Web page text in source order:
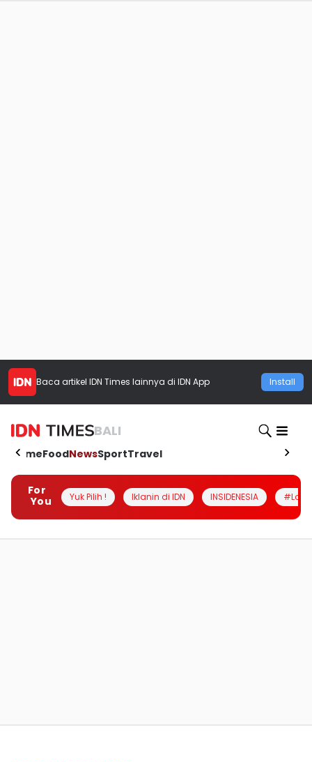
Baca artikel IDN Times lainnya di IDN App Install
BALI
HomeFoodNewsSportTravel
For
You
Yuk Pilih ! Iklanin di IDN INSIDENESIA